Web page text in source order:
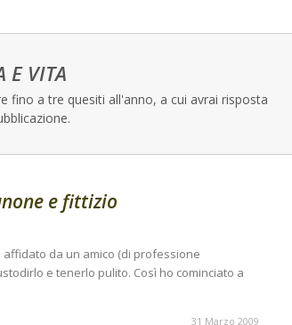
E VITA
fino a tre quesiti all'anno, a cui avrai risposta
e fittizio
da un amico (di professione
e tenerlo pulito. Così ho cominciato a
31 Marzo 2009